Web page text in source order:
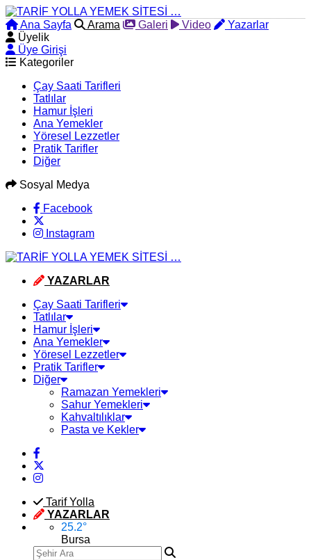
Ana Sayfa Arama Galeri Video
Yazarlar
Üyelik
Üye Girişi
Kategoriler
Çay Saati Tarifleri
Tatlılar
Hamur İşleri
Ana Yemekler
Yöresel Lezzetler
Pratik Tarifler
Diğer
Sosyal Medya
Facebook
Instagram
YAZARLAR
Çay Saati Tarifleri
Tatlılar
Hamur İşleri
Ana Yemekler
Yöresel Lezzetler
Pratik Tarifler
Diğer
Ramazan Yemekleri
Sahur Yemekleri
Kahvaltılıklar
Pasta ve Kekler
Tarif Yolla
YAZARLAR
25.2°
Bursa